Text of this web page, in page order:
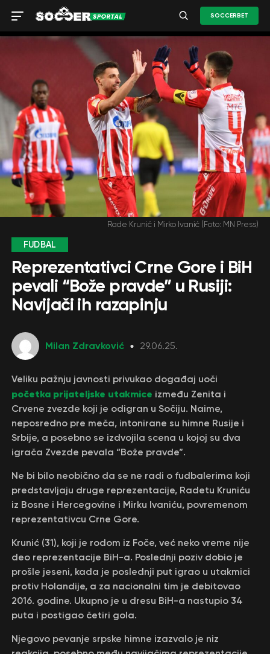
SOCCERBET
Rade Krunić i Mirko Ivanić (Foto: MN Press)
FUDBAL
Reprezentativci Crne Gore i BiH
pevali “Bože pravde” u Rusiji:
Navijači ih razapinju
Milan Zdravković 29.06.25.
Veliku pažnju javnosti privukao događaj uoči
početka prijateljske utakmice između Zenita i
Crvene zvezde koji je odigran u Sočiju. Naime,
neposredno pre meča, intonirane su himne Rusije i
Srbije, a posebno se izdvojila scena u kojoj su dva
igrača Zvezde pevala “Bože pravde”.
Ne bi bilo neobično da se ne radi o fudbalerima koji
predstavljaju druge reprezentacije, Radetu Кruniću
iz Bosne i Hercegovine i Mirku Ivaniću, povremenom
reprezentativcu Crne Gore.
Кrunić (31), koji je rodom iz Foče, već neko vreme nije
deo reprezentacije BiH-a. Poslednji poziv dobio je
prošle jeseni, kada je poslednji put igrao u utakmici
protiv Holandije, a za nacionalni tim je debitovao
2016. godine. Ukupno je u dresu BiH-a nastupio 34
puta i postigao četiri gola.
Njegovo pevanje srpske himne izazvalo je niz